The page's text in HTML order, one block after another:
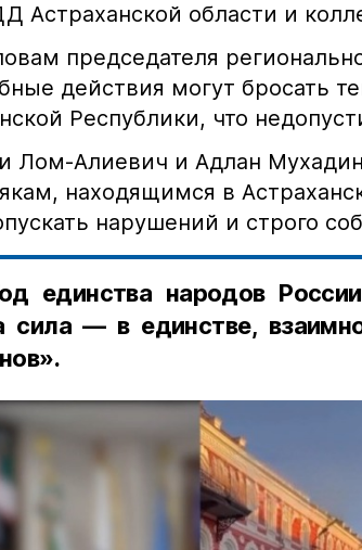
Астраханской области и
председателя
действия могут бросать
Республики, что
Лом-Алиевич и Адлан
находящимся в
нарушений и строго
единства народов
сила — в единстве,